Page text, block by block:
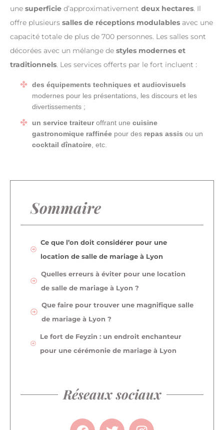
une superficie d’approximativement deux hectares. Il
offre plusieurs salles de réceptions modulables avec une
capacité totale de plus de 700 personnes. Les salles sont
décorées avec un mélange de styles modernes et
traditionnels. Les services offerts par le fort incluent :
des équipements techniques et audiovisuels
modernes pour les présentations, les discours et les
divertissements ;
un service traiteuroffrant une cuisine
gastronomique raffinée pour des repas assis ou un
cocktail dînatoire, etc.
Sommaire
Ce que l’on doit considérer pour une
location de salle de mariage à Lyon
Quelles erreurs à éviter pour une location
de salle de mariage à Lyon ?
Que faire pour trouver une magnifique salle
de mariage à Lyon ?
Le fort de Feyzin : un endroit enchanteur
pour une cérémonie de mariage à Lyon
Réseaux sociaux